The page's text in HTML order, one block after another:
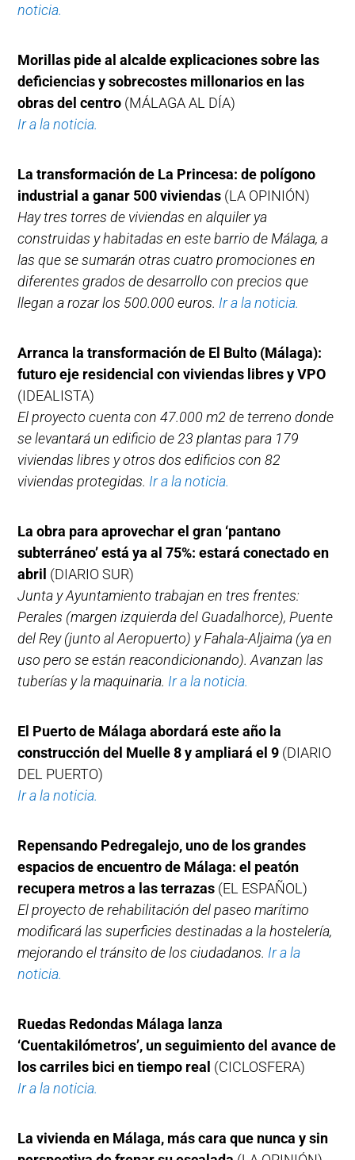
noticia.
Morillas pide al alcalde explicaciones sobre las
deficiencias y sobrecostes millonarios en las
obras del centro (MÁLAGA AL DÍA)
Ir a la noticia.
La transformación de La Princesa: de polígono
industrial a ganar 500 viviendas (LA OPINIÓN)
Hay tres torres de viviendas en alquiler ya
construidas y habitadas en este barrio de Málaga, a
las que se sumarán otras cuatro promociones en
diferentes grados de desarrollo con precios que
llegan a rozar los 500.000 euros. Ir a la noticia.
Arranca la transformación de El Bulto (Málaga):
futuro eje residencial con viviendas libres y VPO
(IDEALISTA)
El proyecto cuenta con 47.000 m2 de terreno donde
se levantará un edificio de 23 plantas para 179
viviendas libres y otros dos edificios con 82
viviendas protegidas. Ir a la noticia.
La obra para aprovechar el gran ‘pantano
subterráneo’ está ya al 75%: estará conectado en
abril (DIARIO SUR)
Junta y Ayuntamiento trabajan en tres frentes:
Perales (margen izquierda del Guadalhorce), Puente
del Rey (junto al Aeropuerto) y Fahala-Aljaima (ya en
uso pero se están reacondicionando). Avanzan las
tuberías y la maquinaria. Ir a la noticia.
El Puerto de Málaga abordará este año la
construcción del Muelle 8 y ampliará el 9 (DIARIO
DEL PUERTO)
Ir a la noticia.
Repensando Pedregalejo, uno de los grandes
espacios de encuentro de Málaga: el peatón
recupera metros a las terrazas (EL ESPAÑOL)
El proyecto de rehabilitación del paseo marítimo
modificará las superficies destinadas a la hostelería,
mejorando el tránsito de los ciudadanos. Ir a la
noticia.
Ruedas Redondas Málaga lanza
‘Cuentakilómetros’, un seguimiento del avance de
los carriles bici en tiempo real (CICLOSFERA)
Ir a la noticia.
La vivienda en Málaga, más cara que nunca y sin